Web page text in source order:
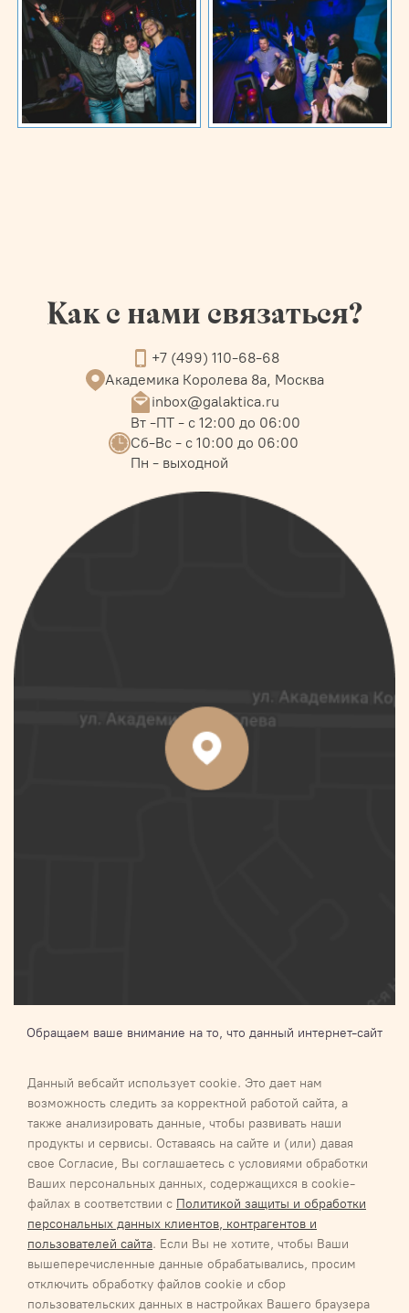
Данный вебсайт использует cookie. Это дает нам
возможность следить за корректной работой сайта, а
также анализировать данные, чтобы развивать наши
продукты и сервисы. Оставаясь на сайте и (или) давая
свое Согласие, Вы соглашаетесь с условиями обработки
Ваших персональных данных, содержащихся в cookie-
файлах в соответствии с Политикой защиты и обработки
персональных данных клиентов, контрагентов и
пользователей сайта. Если Вы не хотите, чтобы Ваши
вышеперечисленные данные обрабатывались, просим
отключить обработку файлов cookie и сбор
пользовательских данных в настройках Вашего браузера
Как с нами связаться?
+7 (499) 110-68-68
Академика Королева 8а, Москва
inbox@galaktica.ru
Вт -ПТ - с 12:00 до 06:00
Сб-Вс - с 10:00 до 06:00
Пн - выходной
Обращаем ваше внимание на то, что данный интернет-сайт
определяемой положениями Статьи 437 п.2 Гражданского
кодекса Российской Федерации.Для получения подробной
информации о наличии и стоимости указанных товаров и (или)
услуг, пожалуйста, обращайтесь к менеджеру
Галактика 2027Карта сайта
Соглашение об обработке персональных данных
Соглашение об обработке персональных данных
Обязательство о неразглашении информации, содержащей
персональные данные
Политика/положение обработки персональных данных ООО